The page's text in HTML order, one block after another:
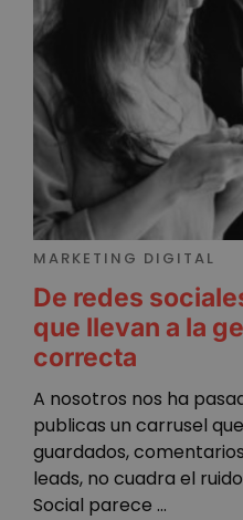
MARKETING DIGITAL
De redes
que llevan a la
correcta
A nosotros nos ha
publicas un carrusel
guardados,
leads, no cuadra el
Social parece ...